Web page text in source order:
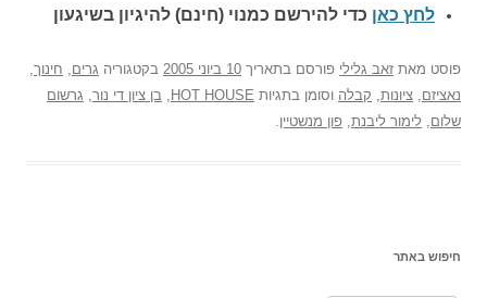
לחץ כאן כדי להירשם כמנוי (חינם) להיגיון בשיגעון
פוסט מאת זאב גלילי פורסם בתאריך 10 ביוני 2005 בקטגוריה גרים חינוך
נאציזם ציונות קבלה וסומן בתגיות HOT HOUSE בן ציון די נור גרשום
שלום לימור ליבנת פון מנשטיין
חיפוש באתר